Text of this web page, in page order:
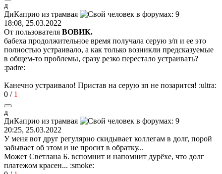
д
ДиКаприо из трамвая
18:08, 25.03.2022
От пользователя ВОВИК.
бабеха продолжительное время получала серую з/п и ее это
полностью устраивало, а как только возникли предсказуемые
в общем-то проблемы, сразу резко перестало устраивать?
:padre:
Канечно устраивало! Пристав на серую зп не позарится! :ultra:
0 / 1
д
ДиКаприо из трамвая
20:25, 25.03.2022
У меня вот друг регулярно скидывает коллегам в долг, порой
забывает об этом и не просит в обратку...
Может Светлана Б. вспомнит и напомнит дурёхе, что долг
платежом красен... :smoke: